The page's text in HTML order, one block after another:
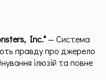
Inc." — Система
правду про джерело
ілюзій та повне